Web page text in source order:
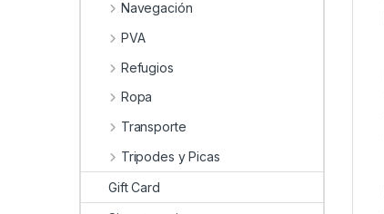
Navegación
PVA
Refugios
Ropa
Transporte
Tripodes y Picas
Gift Card